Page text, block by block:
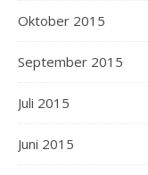
Oktober 2015
September 2015
Juli 2015
Juni 2015